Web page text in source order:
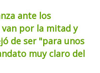
ante los
por la mitad y
de ser "para unos
muy claro del